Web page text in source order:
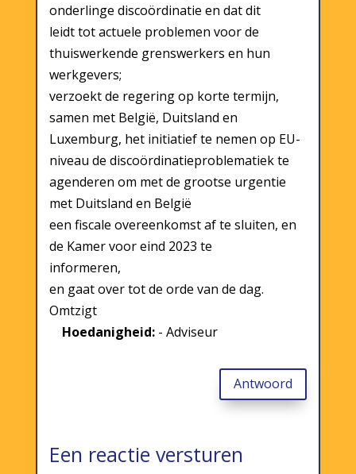
onderlinge discoördinatie en dat dit
leidt tot actuele problemen voor de
thuiswerkende grenswerkers en hun
werkgevers;
verzoekt de regering op korte termijn,
samen met België, Duitsland en
Luxemburg, het initiatief te nemen op EU-
niveau de discoördinatieproblematiek te
agenderen om met de grootse urgentie
met Duitsland en België
een fiscale overeenkomst af te sluiten, en
de Kamer voor eind 2023 te
informeren,
en gaat over tot de orde van de dag.
Omtzigt
Hoedanigheid:- Adviseur
Antwoord
Een reactie versturen